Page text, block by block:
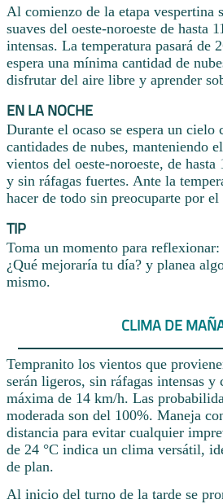
Al comienzo de la etapa vespertina
suaves del oeste-noroeste de hasta
intensas. La temperatura pasará de
espera una mínima cantidad de
disfrutar del aire libre y aprender
EN LA NOCHE
Durante el ocaso se espera un cielo
cantidades de nubes, manteniendo
vientos del oeste-noroeste, de
y sin ráfagas fuertes. Ante la
hacer de todo sin preocuparte por
TIP
Toma un momento para reflexionar:
¿Qué mejoraría tu día? y planea
mismo.
CLIMA DE
Tempranito los vientos que
serán ligeros, sin ráfagas intensas y
máxima de 14 km/h. Las
moderada son del 100%. Maneja
distancia para evitar cualquier
de 24 °C indica un clima versátil,
de plan.
Al inicio del turno de la tarde se